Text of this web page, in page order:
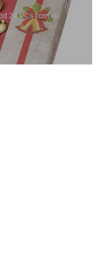
24 PCs com